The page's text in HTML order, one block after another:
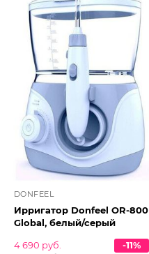
DONFEEL
Ирригатор Donfeel OR-800
Global, белый/серый
4 690 руб.
-11%